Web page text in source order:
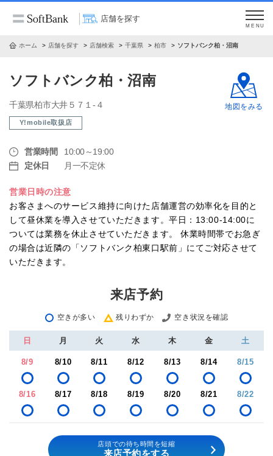
店舗を探す
MENU
ホーム 店舗を探す 店舗検索 千葉県 柏市 ソフトバンク柏・沼南
ソフトバンク柏・沼南
千葉県柏市大井５７１‐４
Y!mobile取扱店
営業時間
10:00～19:00
定休日
月一不定休
営業日時の注意
お客さまへのサービス維持に向けた店舗運営の効率化を目的と
して昼休業を導入させていただきます。平日：13:00-14:00に
ついては業務を休止させていただきます。 休業時間帯でお急ぎ
の場合は近隣の「ソフトバンク柏東口駅前」にてご対応させて
いただきます。
地図をみる
来店予約
空きが多い 残りわずか 空き状況を確認
日 月 火 水 木 金 土
8/9 8/10 8/11 8/12 8/13 8/14 8/15
8/16 8/17 8/18 8/19 8/20 8/21 8/22
店頭での待ち時間を短縮
来店予約をする